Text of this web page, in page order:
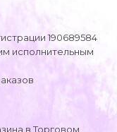
190689584
исполнительным
в Торговом